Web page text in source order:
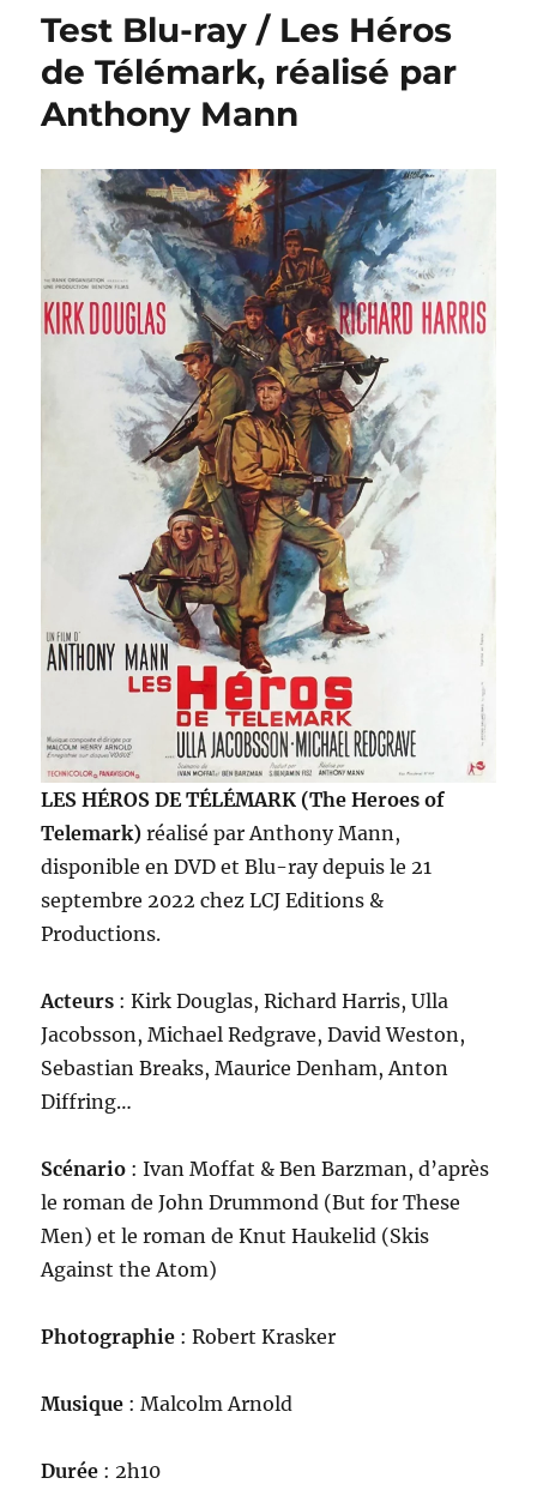
/
La
Route
de
l’Ouest,
par
Andrew
V.
McLaglen
Test Blu-ray / Les Héros
de Télémark, réalisé par
Anthony Mann
LES HÉROS DE TÉLÉMARK (The Heroes of
Telemark)réalisé par Anthony Mann,
disponible en DVD et Blu-ray depuis le 21
septembre 2022 chez LCJ Editions &
Productions.
Acteurs : Kirk Douglas, Richard Harris, Ulla
Jacobsson, Michael Redgrave, David Weston,
Sebastian Breaks, Maurice Denham, Anton
Diffring…
Scénario : Ivan Moffat & Ben Barzman, d’après
le roman de John Drummond (But for These
Men) et le roman de Knut Haukelid (Skis
Against the Atom)
Photographie : Robert Krasker
Musique : Malcolm Arnold
Durée : 2h10